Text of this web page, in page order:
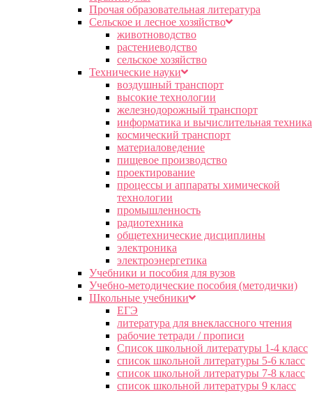
Прочая образовательная литература
Сельское и лесное хозяйство
животноводство
растениеводство
сельское хозяйство
Технические науки
воздушный транспорт
высокие технологии
железнодорожный транспорт
информатика и вычислительная техника
космический транспорт
материаловедение
пищевое производство
проектирование
процессы и аппараты химической
технологии
промышленность
радиотехника
общетехнические дисциплины
электроника
электроэнергетика
Учебники и пособия для вузов
Учебно-методические пособия (методички)
Школьные учебники
ЕГЭ
литература для внеклассного чтения
рабочие тетради / прописи
Список школьной литературы 1-4 класс
список школьной литературы 5-6 класс
список школьной литературы 7-8 класс
список школьной литературы 9 класс